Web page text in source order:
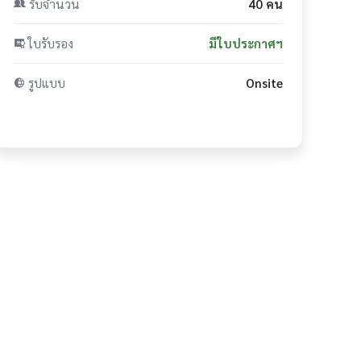
รับจำนวน 40 คน
ใบรับรอง มีใบประกาศฯ
รูปแบบ Onsite